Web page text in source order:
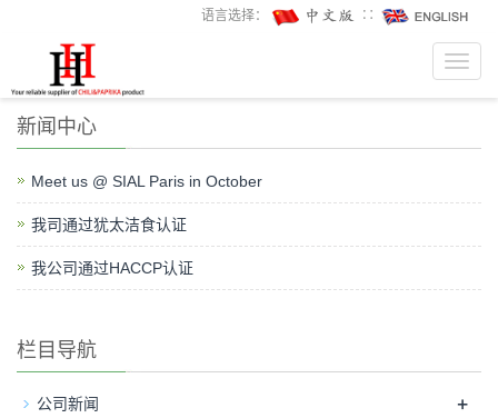
语言选择： ∷
新闻中心
Meet us @ SIAL Paris in October
我司通过犹太洁食认证
我公司通过HACCP认证
栏目导航
公司新闻 +